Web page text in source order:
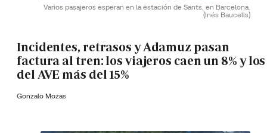
Varios pasajeros esperan en la estación de Sants, en Barcelona.
(Inés Baucells)
Incidentes, retrasos y Adamuz pasan
factura al tren: los viajeros caen un 8% y los
del AVE más del 15%
Gonzalo Mozas